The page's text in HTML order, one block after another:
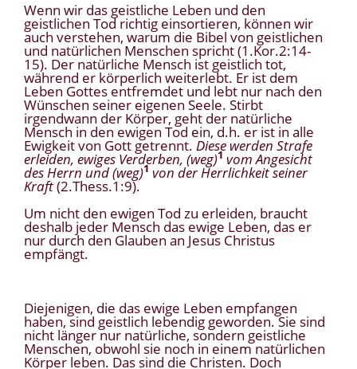
Wenn wir das geistliche Leben und den
geistlichen Tod richtig einsortieren, können wir
auch verstehen, warum die Bibel von geistlichen
und natürlichen Menschen spricht (1.Kor.2:14-
15). Der natürliche Mensch ist geistlich tot,
während er körperlich weiterlebt. Er ist dem
Leben Gottes entfremdet und lebt nur nach den
Wünschen seiner eigenen Seele. Stirbt
irgendwann der Körper, geht der natürliche
Mensch in den ewigen Tod ein, d.h. er ist in alle
Ewigkeit von Gott getrennt. Diese werden Strafe
erleiden, ewiges Verderben, (weg)1 vom Angesicht
des Herrn und (weg)1 von der Herrlichkeit seiner
Kraft(2.Thess.1:9).
Um nicht den ewigen Tod zu erleiden, braucht
deshalb jeder Mensch das ewige Leben, das er
nur durch den Glauben an Jesus Christus
empfängt.
Diejenigen, die das ewige Leben empfangen
haben, sind geistlich lebendig geworden. Sie sind
nicht länger nur natürliche, sondern geistliche
Menschen, obwohl sie noch in einem natürlichen
Körper leben. Das sind die Christen. Doch